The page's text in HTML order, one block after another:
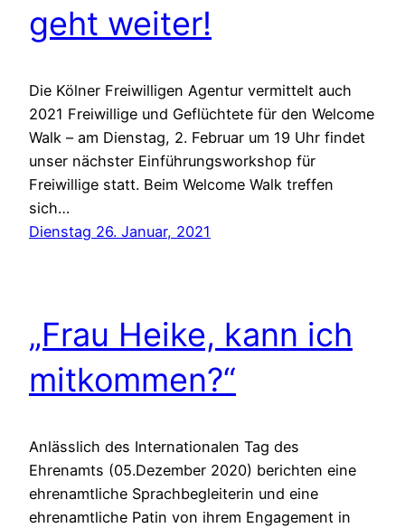
geht weiter!
Die Kölner Freiwilligen Agentur vermittelt auch
2021 Freiwillige und Geflüchtete für den Welcome
Walk – am Dienstag, 2. Februar um 19 Uhr findet
unser nächster Einführungsworkshop für
Freiwillige statt. Beim Welcome Walk treffen
sich…
Dienstag 26. Januar, 2021
„Frau Heike, kann ich
mitkommen?“
Anlässlich des Internationalen Tag des
Ehrenamts (05.Dezember 2020) berichten eine
ehrenamtliche Sprachbegleiterin und eine
ehrenamtliche Patin von ihrem Engagement in